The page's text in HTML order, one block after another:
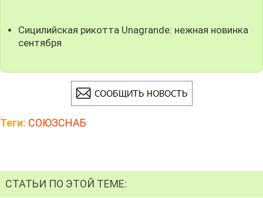
Сицилийская рикотта Unagrande: нежная новинка
сентября
Теги: СОЮЗСНАБ
СТАТЬИ ПО ЭТОЙ ТЕМЕ: